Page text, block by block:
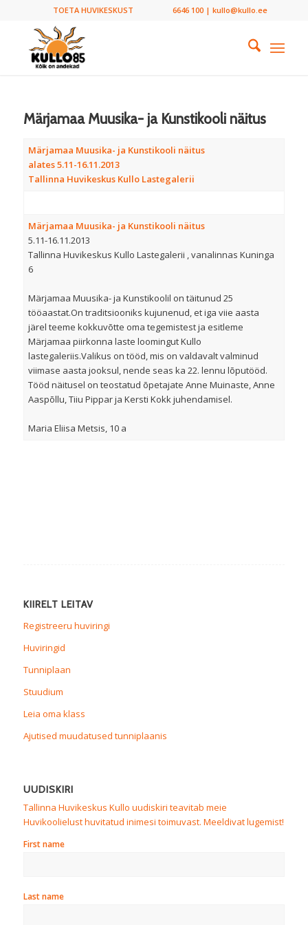
TOETA HUVIKESKUST 6646 100 | kullo@kullo.ee
Märjamaa Muusika- ja Kunstikooli näitus
Märjamaa Muusika- ja Kunstikooli näitus
alates 5.11-16.11.2013
Tallinna Huvikeskus Kullo Lastegalerii
Märjamaa Muusika- ja Kunstikooli näitus
5.11-16.11.2013
Tallinna Huvikeskus Kullo Lastegalerii , vanalinnas Kuninga
6
Märjamaa Muusika- ja Kunstikoolil on täitunud 25
tööaastat.On traditsiooniks kujunenud, et iga viie aasta
järel teeme kokkuvõtte oma tegemistest ja esitleme
Märjamaa piirkonna laste loomingut Kullo
lastegaleriis.Valikus on tööd, mis on valdavalt valminud
viimase aasta jooksul, nende seas ka 22. lennu lõputööd.
Tööd näitusel on teostatud õpetajate Anne Muinaste, Anne
Aaspõllu, Tiiu Pippar ja Kersti Kokk juhendamisel.
Maria Eliisa Metsis, 10 a
KIIRELT LEITAV
Registreeru huviringi
Huviringid
Tunniplaan
Stuudium
Leia oma klass
Ajutised muudatused tunniplaanis
UUDISKIRI
Tallinna Huvikeskus Kullo uudiskiri teavitab meie
Huvikoolielust huvitatud inimesi toimuvast. Meeldivat lugemist!
First name
Last name